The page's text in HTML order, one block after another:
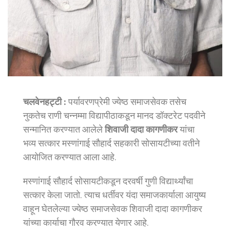
चलवेनहट्टी :पर्यावरणप्रेमी ज्येष्ठ समाजसेवक तसेच
नुकतेच राणी चन्नम्मा विद्यापीठाकडून मानद डॉक्टरेट पदवीने
सन्मानित करण्यात आलेलेशिवाजी दादा कागणीकरयांचा
भव्य सत्कार मस्णांगाई सौहार्द सहकारी सोसायटीच्या वतीने
आयोजित करण्यात आला आहे.
मस्णांगाई सौहार्द सोसायटीकडून दरवर्षी गुणी विद्यार्थ्यांचा
सत्कार केला जातो. त्याच धर्तीवर यंदा समाजकार्याला आयुष्य
वाहून घेतलेल्या ज्येष्ठ समाजसेवक शिवाजी दादा कागणीकर
यांच्या कार्याचा गौरव करण्यात येणार आहे.